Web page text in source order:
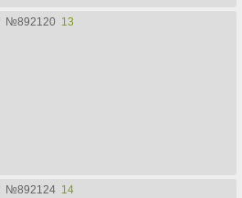
№892120 13
№892124 14